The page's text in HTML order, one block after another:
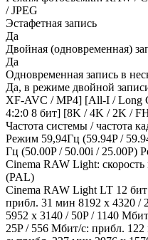
/ JPEG
Эстафетная запись
Да
Двойная (одновременная)
Да
Одновременная запись в
Да, в режиме двойной
XF-AVC / MP4] [All-I / Long
4:2:0 8 бит] [8K / 4K / 2K /
Частота системы / частота
Режим 59,94Гц (59.94P /
Гц (50.00P / 50.00i / 25.00P)
Cinema RAW Light:
(PAL)
Cinema RAW Light LT 12
прибл. 31 мин 8192 x 4320 /
5952 x 3140 / 50P / 1140
25P / 556 Мбит/с: прибл.